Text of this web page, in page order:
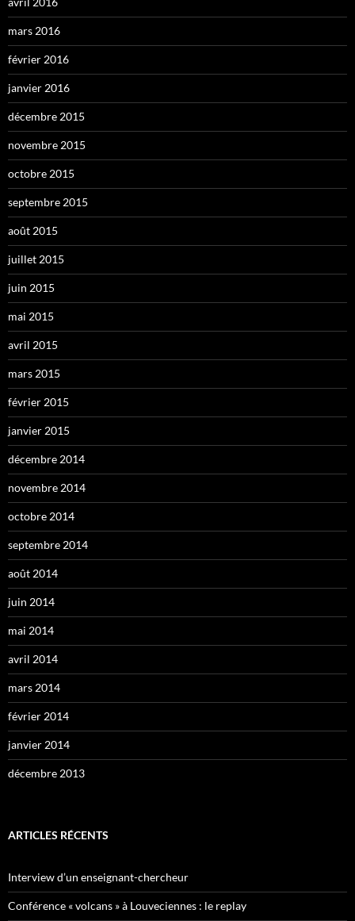
mars 2016
février 2016
janvier 2016
décembre 2015
novembre 2015
octobre 2015
septembre 2015
août 2015
juillet 2015
juin 2015
mai 2015
avril 2015
mars 2015
février 2015
janvier 2015
décembre 2014
novembre 2014
octobre 2014
septembre 2014
août 2014
juin 2014
mai 2014
avril 2014
mars 2014
février 2014
janvier 2014
décembre 2013
ARTICLES RÉCENTS
Interview d’un enseignant-chercheur
Conférence « volcans » à Louveciennes : le replay